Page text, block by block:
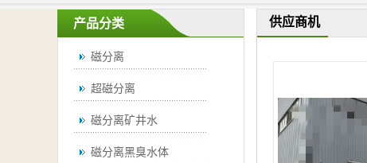
产品分类
磁分离
超磁分离
磁分离矿井水
磁分离黑臭水体
供应商机